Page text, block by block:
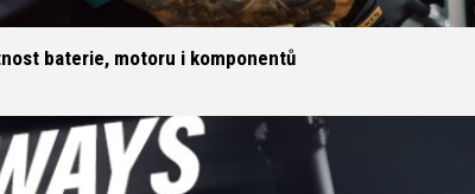
GRAVEL
TOUR
TREKKING
baterie, motoru i komponentů